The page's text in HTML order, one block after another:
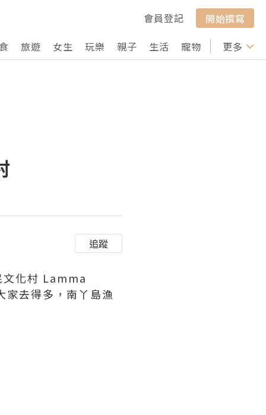
會員登記
開始撰寫
旅遊 女生 玩樂 親子 生活 寵物 行山 打卡
更多
追蹤
文化村 Lamma
去得多，南丫島漁